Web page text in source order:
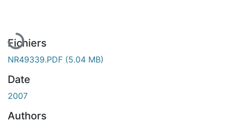
Fichiers
NR49339.PDF (5.04 MB)
Date
2007
Authors